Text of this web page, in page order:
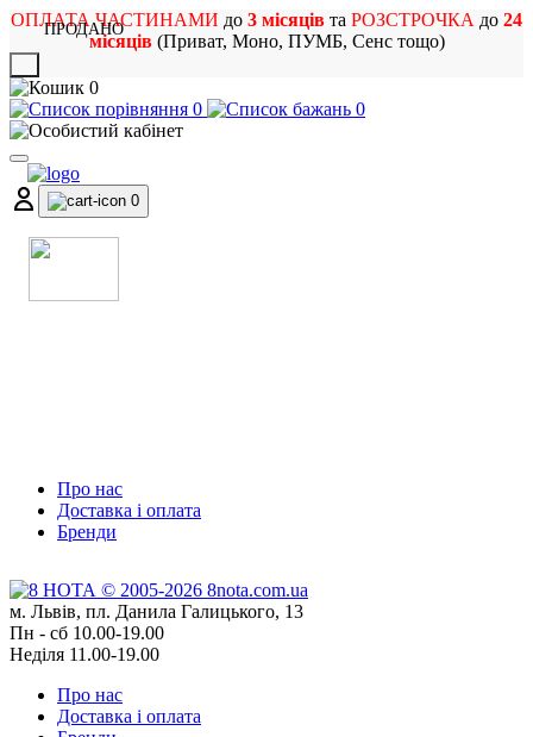
ОПЛАТА ЧАСТИНАМИ до 3 місяців та РОЗСТРОЧКА до 24
місяців(Приват, Моно, ПУМБ, Сенс тощо)
0
0
0
0
Про нас
Доставка і оплата
Бренди
м. Львів, пл. Данила Галицького, 13
Пн - сб 10.00-19.00
Неділя 11.00-19.00
Про нас
Доставка і оплата
ПРОДАНО